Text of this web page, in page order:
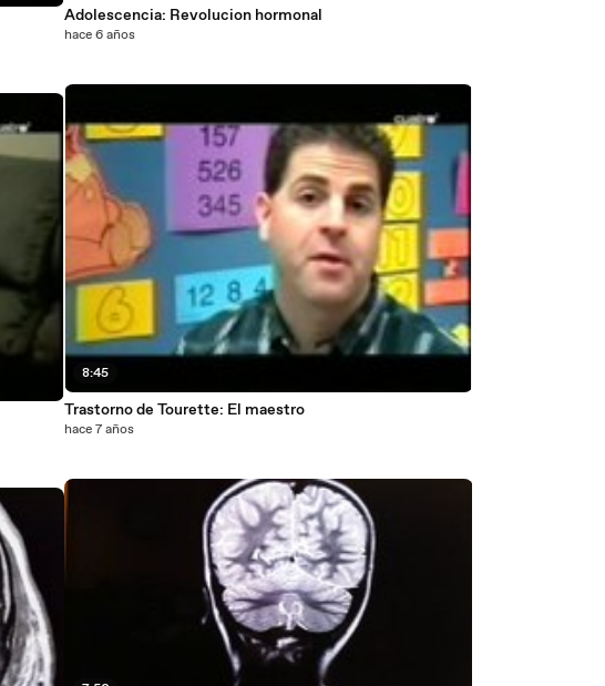
Adolescencia: Revolucion hormonal
hace 6 años
8:45
Trastorno de Tourette: El maestro
hace 7 años